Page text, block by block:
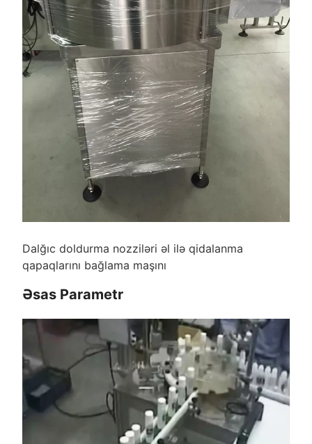
Dalğıc doldurma nozziləri əl ilə qidalanma
qapaqlarını bağlama maşını
Əsas Parametr